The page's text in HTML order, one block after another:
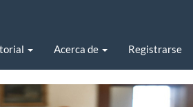
Acerca de Registrarse